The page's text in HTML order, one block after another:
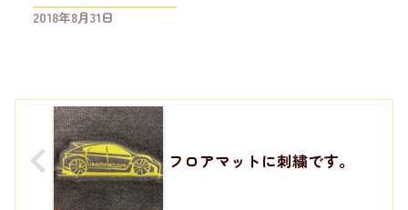
2018年8月31日
フロアマットに刺繍です。